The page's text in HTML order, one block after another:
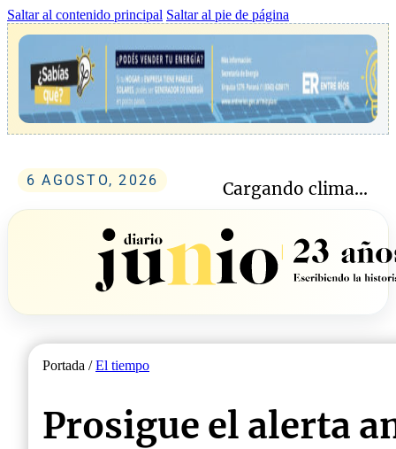
Saltar al contenido principal Saltar al pie de página
6 AGOSTO, 2026 Cargando clima...
Portada /El tiempo
Prosigue el alerta